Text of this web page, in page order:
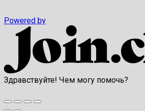
Powered by
Здравствуйте! Чем могу помочь?